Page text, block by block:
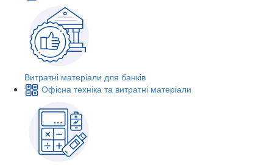
Витратні матеріали для банків
Офісна техніка та витратні матеріали